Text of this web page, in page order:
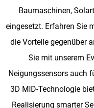
Baumaschinen,
eingesetzt. Erfahren Sie
die Vorteile gegenüber
Sie mit unserem
Neigungssensors auch
3D MID-Technologie
Realisierung smarter